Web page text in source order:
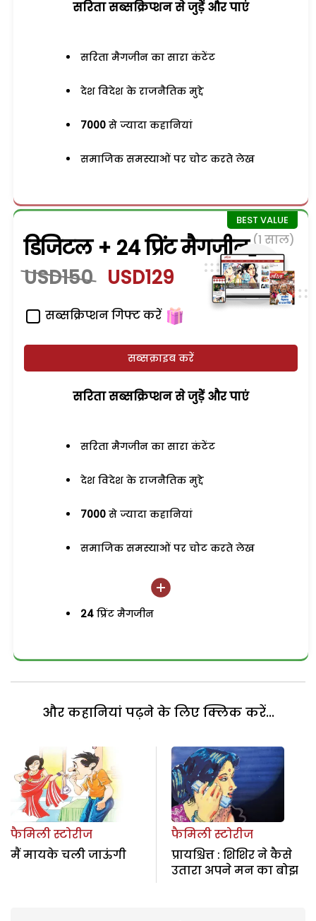
सरिता सब्सक्रिप्शन से जुड़ेें और पाएं
सरिता मैगजीन का सारा कंटेंट
देश विदेश के राजनैतिक मुद्दे
7000 से ज्यादा कहानियां
समाजिक समस्याओं पर चोट करते लेख
डिजिटल + 24 प्रिंट मैगजीन (1 साल)
USD150 USD129
सब्सक्रिप्शन गिफ्ट करें
सब्सक्राइब करें
सरिता सब्सक्रिप्शन से जुड़ेें और पाएं
सरिता मैगजीन का सारा कंटेंट
देश विदेश के राजनैतिक मुद्दे
7000 से ज्यादा कहानियां
समाजिक समस्याओं पर चोट करते लेख
24 प्रिंट मैगजीन
और कहानियां पढ़ने के लिए क्लिक करें...
फैमिली स्टोरीज
मैं मायके चली जाऊंगी
फैमिली स्टोरीज
प्रायश्चित्त : शिशिर ने कैसे
उतारा अपने मन का बोझ